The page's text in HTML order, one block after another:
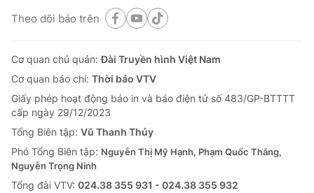
Theo dõi báo trên
Cơ quan chủ quản:Đài Truyền hình Việt Nam
Cơ quan báo chí: Thời báo VTV
Giấy phép hoạt động báo in và báo điện tử số 483/GP-BTTTT
cấp ngày 29/12/2023
Tổng Biên tập: Vũ Thanh Thủy
Phó Tổng Biên tập: Nguyễn Thị Mỹ Hạnh, Phạm Quốc Thắng,
Nguyễn Trọng Ninh
Tổng đài VTV: 024.38 355 931 - 024.38 355 932